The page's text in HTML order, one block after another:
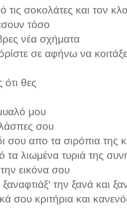
τις σοκολάτες και τον
τόσο
νέα σχήματα
σε αφήνω να
θες
μου
σου
σου απο τα σιρόπια της
λιωμένα τυριά της
εικόνα σου
την ξανά και
σου κριτήρια και